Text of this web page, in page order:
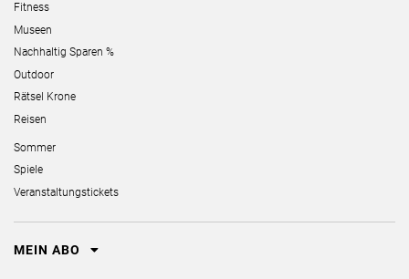
Fitness
Museen
Nachhaltig Sparen %
Outdoor
Rätsel Krone
Reisen
Sommer
Spiele
Veranstaltungstickets
MEIN ABO